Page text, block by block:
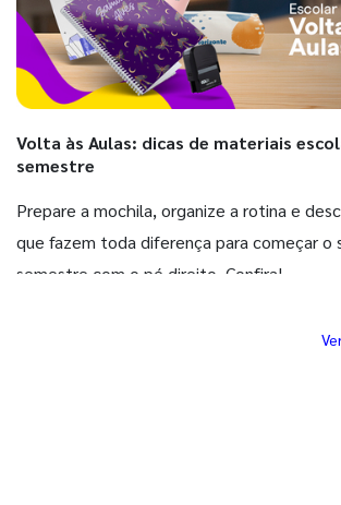
Volta às Aulas: dicas de materiais
semestre
Prepare a mochila, organize a rotina e
que fazem toda diferença para começar o
semestre com o pé direito. Confira!